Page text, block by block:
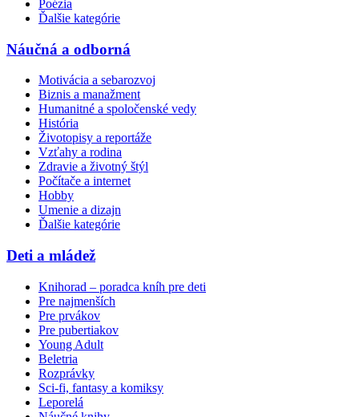
Poézia
Ďalšie kategórie
Náučná a odborná
Motivácia a sebarozvoj
Biznis a manažment
Humanitné a spoločenské vedy
História
Životopisy a reportáže
Vzťahy a rodina
Zdravie a životný štýl
Počítače a internet
Hobby
Umenie a dizajn
Ďalšie kategórie
Deti a mládež
Knihorad – poradca kníh pre deti
Pre najmenších
Pre prvákov
Pre pubertiakov
Young Adult
Beletria
Rozprávky
Sci-fi, fantasy a komiksy
Leporelá